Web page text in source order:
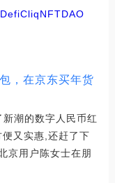
DefiCliqNFTDAO
，在京东买年货
潮的数字人民币红
又实惠,还赶了下
京用户陈女士在朋